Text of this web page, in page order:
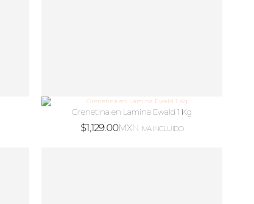
Grenetina en Lamina Ewald 1 Kg
$1,129.00MXN IVA INCLUIDO